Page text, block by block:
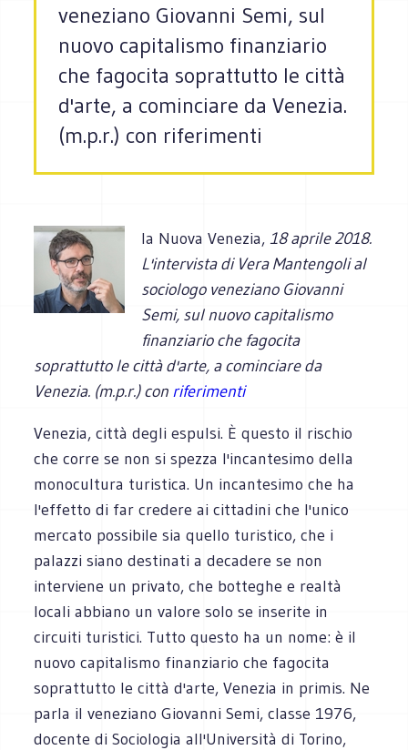
veneziano Giovanni Semi, sul
nuovo capitalismo finanziario
che fagocita soprattutto le città
d'arte, a cominciare da Venezia.
(m.p.r.) con riferimenti
la Nuova Venezia,18 aprile 2018.
L'intervista di Vera Mantengoli al
sociologo veneziano Giovanni
Semi, sul nuovo capitalismo
finanziario che fagocita
soprattutto le città d'arte, a cominciare da
Venezia. (m.p.r.) con riferimenti
Venezia, città degli espulsi. È questo il rischio
che corre se non si spezza l'incantesimo della
monocultura turistica. Un incantesimo che ha
l'effetto di far credere ai cittadini che l'unico
mercato possibile sia quello turistico, che i
palazzi siano destinati a decadere se non
interviene un privato, che botteghe e realtà
locali abbiano un valore solo se inserite in
circuiti turistici. Tutto questo ha un nome: è il
nuovo capitalismo finanziario che fagocita
soprattutto le città d'arte, Venezia in primis. Ne
parla il veneziano Giovanni Semi, classe 1976,
docente di Sociologia all'Università di Torino,